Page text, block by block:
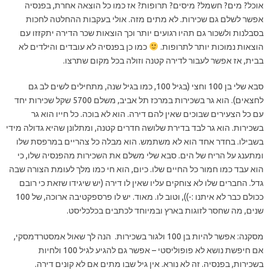
אוכל? מים? חשמל? מיסים? תרופות? אז כמו כל הוצאה אחרת, בפנסיה
אפשר לשלם גם שכירות. לא מתים מזה. אולי בעקבות ההחלטה לחכות
בסבלנות ולשכור גם תהיו רגועים יותר וכך הוצאות שכר הדירה יתקזזו עם
הוצאות נמוכות יותר לתרופות.
כמו כן בפנסיה לא עובדים והילדים לא
בבית, אז אפשר לעבור לדירה קטנה וזולה בכל מקום שתרצו.
סבא שלי בן 100 וחצי (בגיל 100, כמו בגיל שנה, מתחילים לשים לב גם
לחצאים). הוא גר בשכירות במרכז תל אביב, משלם 5700 שקל שכירות יחד
עם כל הצעירים שבוכים שאין להם דירה. הוא לא בוכה. כל חייו הוא גר
בשכירות. הוא גר לבד בדירת שלושה חדרים קטנה, ומתלונן שהיא גדולה מידי
בשבילו. בחדר אחד הוא לא משתמש. הוא מבלה כל צהריים במרפסת שלו
ומתענג על הריח של הים. סבא שלי משלם את השכירות מהפנסיה שלו, כי
הוא עבד כמו חמור כל החיים שלו. כיום, הוא חי כמו מלך לעומת הצורה שבה
גדל. החברים שלו לא צוחקים עליו שאין לו דירה (יש שיגידו שזאת כי רובם
ככולם כבר לא איתנו :-)), וטוב לו. מאוד. יש לו פרספקטיבה ארוכה, של 100
שנים, מה שחסר לזוגות בארץ ובמיוחד לכתבים בכלכליסט.
מסקנה: אפשר להיות בן 100 ולגור בשכירות. הנה לך שאול אמסטרדמסקי,
אם חיפשת נושא לא פופוליסטי – אפשר גם להגיע לגיל 100 ולחיות
בשכירות, בפנסיה. זה לא נורא. אין גיל שבו מתים אם לא קונים דירה.